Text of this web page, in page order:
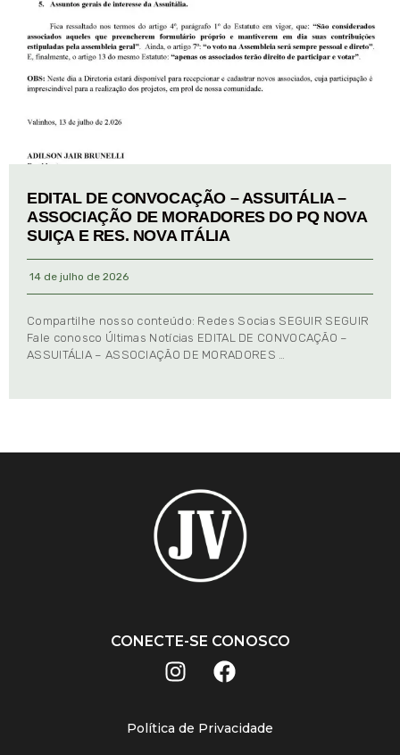
EDITAL DE CONVOCAÇÃO – ASSUITÁLIA –
ASSOCIAÇÃO DE MORADORES DO PQ NOVA
SUIÇA E RES. NOVA ITÁLIA
14 de julho de 2026
Compartilhe nosso conteúdo: Redes Socias SEGUIR SEGUIR
Fale conosco Últimas Notícias EDITAL DE CONVOCAÇÃO –
ASSUITÁLIA – ASSOCIAÇÃO DE MORADORES …
CONECTE-SE CONOSCO
Política de Privacidade